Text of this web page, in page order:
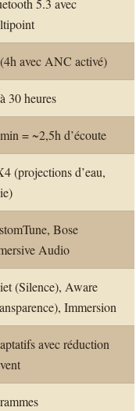
avec ANC activé)
30 heures
= ~2,5h d’écoute
(projections d’eau,
Bose
Audio
(Silence), Aware
Immersion
avec réduction